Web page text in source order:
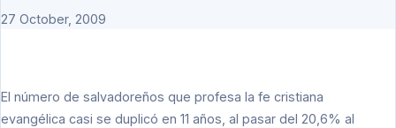
27 October, 2009
El número de salvadoreños que profesa la fe cristiana
evangélica casi se duplicó en 11 años, al pasar del 20,6% al